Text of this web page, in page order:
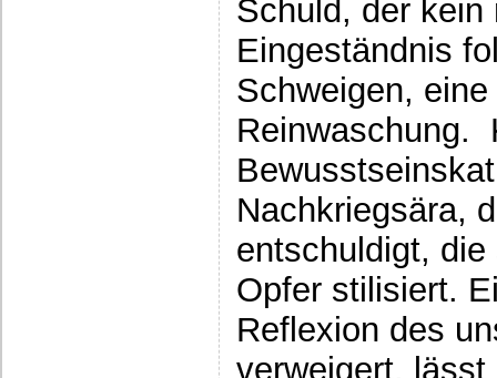
Schuld, der kein
Eingeständnis
Schweigen,
Reinwaschung.
Nachkriegsära,
entschuldigt,
Opfer stilisiert.
Reflexion des
verweigert,